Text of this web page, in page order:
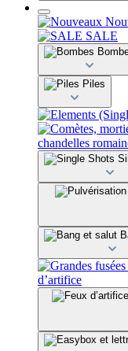
SALE
Piles
chandelles
d’artifice